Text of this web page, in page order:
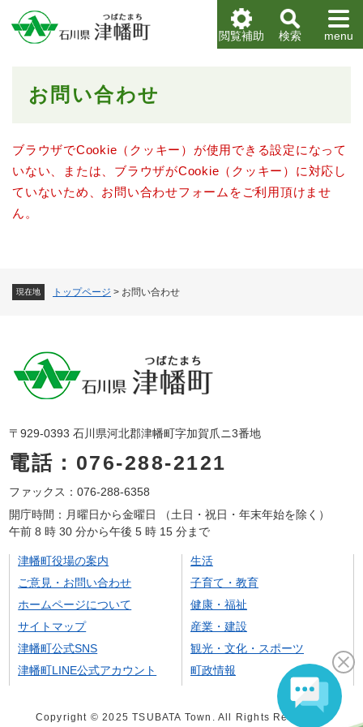
メニューを飛ばして本文へ
閲覧補助
検索 menu
現在地 トップページ > お問い合わせ
お問い合わせ
ブラウザでCookie（クッキー）が使用できる設定になって
いない、または、ブラウザがCookie（クッキー）に対応し
ていないため、お問い合わせフォームをご利用頂けませ
ん。
〒929-0393 石川県河北郡津幡町字加賀爪ニ3番地
電話：076-288-2121
ファックス：076-288-6358
開庁時間：月曜日から金曜日 （土日・祝日・年末年始を除く）
午前 8 時 30 分から午後 5 時 15 分まで
津幡町役場の案内
ご意見・お問い合わせ
ホームページについて
サイトマップ
津幡町公式SNS
津幡町LINE公式アカウント
生活
子育て・教育
健康・福祉
産業・建設
観光・文化・スポーツ
町政情報
Copyright © 2025 TSUBATA Town. All Rights Reserved.